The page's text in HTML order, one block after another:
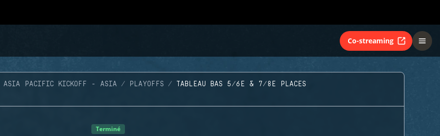
Co-streaming
ASIA PACIFIC KICKOFF - ASIA PLAYOFFS TABLEAU BAS 5/6E & 7/8E PLACES
Terminé